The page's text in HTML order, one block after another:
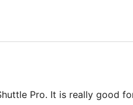
Pro. It is really good